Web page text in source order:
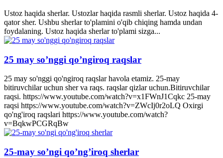
Ustoz haqida sherlar. Ustozlar haqida rasmli sherlar. Ustoz haqida 4-
qator sher. Ushbu sherlar to'plamini o'qib chiqing hamda undan
foydalaning. Ustoz haqida sherlar to'plami sizga...
25 may so’nggi qo’ngiroq raqslar
25 may so'nggi qo'ngiroq raqslar havola etamiz. 25-may
bitiruvchilar uchun sher va raqs. raqslar qizlar uchun.Bitiruvchilar
raqsi. https://www.youtube.com/watch?v=x1FWnJ1Cqkc 25-may
raqsi https://www.youtube.com/watch?v=ZWcIj0r2oLQ Oxirgi
qo'ng'iroq raqslari https://www.youtube.com/watch?
v=BqkwPCGRqBw
25-may so’ngi qo’ng’iroq sherlar